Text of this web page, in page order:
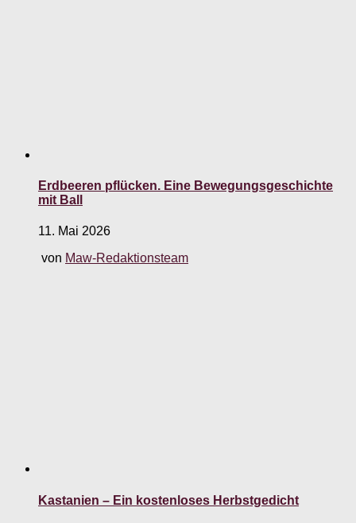
Erdbeeren pflücken. Eine Bewegungsgeschichte
mit Ball
11. Mai 2026
von Maw-Redaktionsteam
Kastanien – Ein kostenloses Herbstgedicht